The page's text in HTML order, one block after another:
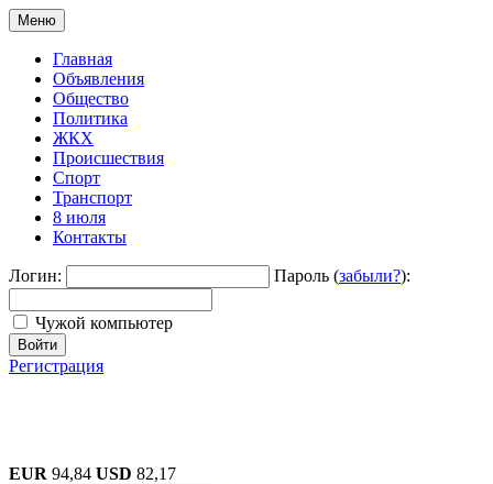
Меню
Главная
Объявления
Общество
Политика
ЖКХ
Происшествия
Спорт
Транспорт
8 июля
Контакты
Логин: Пароль (забыли?):
Чужой компьютер
Войти
Регистрация
EUR 94,84 USD 82,17